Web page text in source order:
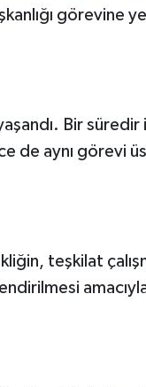
görevine
Bir süredir
de aynı görevi
teşkilat
amacıyla